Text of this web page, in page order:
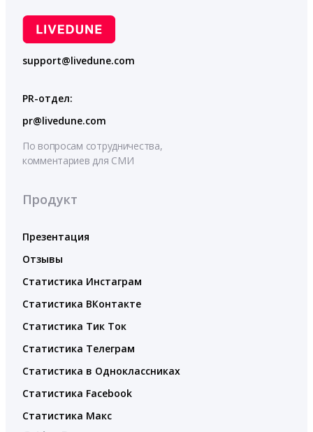
support@livedune.com
PR-отдел:
pr@livedune.com
По вопросам сотрудничества,
комментариев для СМИ
Продукт
Презентация
Отзывы
Статистика Инстаграм
Статистика ВКонтакте
Статистика Тик Ток
Статистика Телеграм
Статистика в Одноклассниках
Статистика Facebook
Статистика Макс